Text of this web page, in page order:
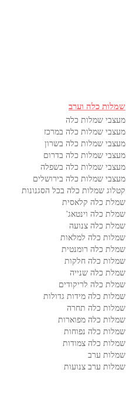
שמלות כלה וערב
מעצבי שמלות כלה
מעצבי שמלות כלה במרכז
מעצבי שמלות כלה בשרון
מעצבי שמלות כלה בדרום
מעצבי שמלות כלה בשפלה
מעצבי שמלות כלה בירושלים
קטלוג שמלות כלה בכל הסגנונות
שמלת כלה קלאסית
שמלת כלה וינטאג'
שמלת כלה צנועה
שמלות כלה למלאות
שמלת כלה רומנטית
שמלות כלה חלקות
שמלת כלה שנייה
שמלת כלה לריקודים
שמלות כלה מידות גדולות
שמלות כלה תחרה
שמלות כלה מפוארות
שמלות כלה נפוחות
שמלות כלה צמודות
שמלות ערב
שמלות ערב צנועות